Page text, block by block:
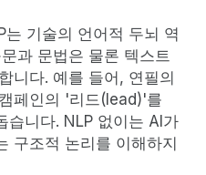
는 기술의 언어적 두뇌 역
과 문법은 물론 텍스트
니다. 예를 들어, 연필의
페인의 '리드(lead)'를
습니다. NLP 없이는 AI가
구조적 논리를 이해하지